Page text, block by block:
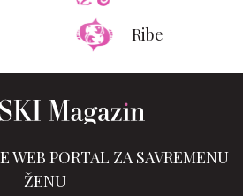
Ribe
WEB PORTAL ZA SAVREMENU
ŽENU